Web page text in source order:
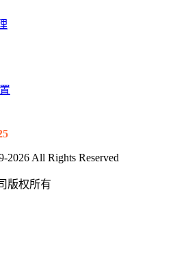
2026 All Rights Reserved
版权所有